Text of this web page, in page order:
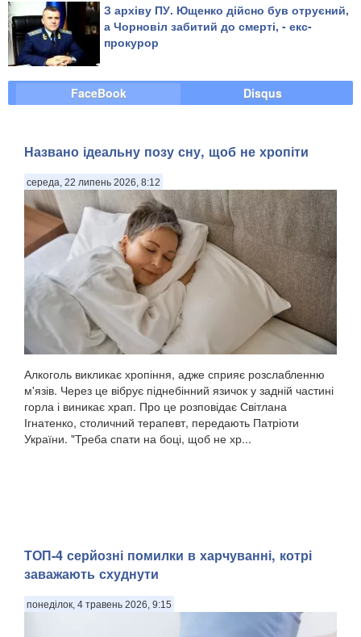
З архіву ПУ. Ющенко дійсно був отруєний,
а Чорновіл забитий до смерті, - екс-
прокурор
FaceBook Disqus
Названо ідеальну позу сну, щоб не хропіти
середа, 22 липень 2026, 8:12
Алкоголь викликає хропіння, адже сприяє розслабленню
м'язів. Через це вібрує піднебінний язичок у задній частині
горла і виникає храп. Про це розповідає Світлана
Ігнатенко, столичний терапевт, передають Патріоти
України. "Треба спати на боці, щоб не хр...
ТОП-4 серйозні помилки в харчуванні, котрі
заважають схуднути
понеділок, 4 травень 2026, 9:15